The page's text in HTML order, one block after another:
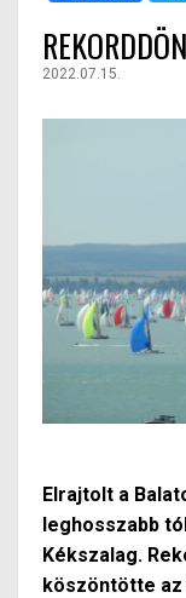
2022.07.15.
Elrajtolt a
leghosszabb
Kékszalag.
köszöntötte